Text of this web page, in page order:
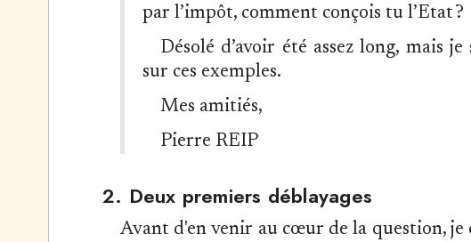
par l’impôt, comment conçois tu l’Etat ?
Désolé d’avoir été assez long, mais
sur ces exemples.
Mes amitiés,
Pierre REIP
2. Deux premiers déblayages
Avant d'en venir au cœur de la question,